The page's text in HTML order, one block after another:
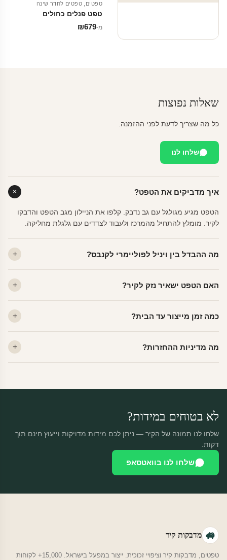
טפטים טפטים לחדר שינה
טפט פנלים כחולים
מ‑ ₪679
שאלות נפוצות
כל מה שצריך לדעת לפני ההזמנה.
שלחו לנו
איך מדביקים את הטפט?
הטפט מגיע מגולגל עם גב נדבק. קלפו את הניילון מגב הטפט והדבקו
לקיר. מומלץ להתחיל מהמרכז ולעבוד לצדדים עם גלגלת מחליקה.
מה ההבדל בין ויניל לפוליימרי לקנבס?
פרמיום. קנבס — בד אמנותי יוקרתי, מט.
האם הטפט ישאיר נזק לקיר?
מתאים לקיר מטויח, גבס, קרמיקה וזכוכית.
כמה זמן מייצור עד הבית?
יוצאות באותו יום.
מה מדיניות ההחזרות?
לא בטוחים במידות?
שלחו לנו תמונה של הקיר — ניתן לכם מידות מדויקות וייעוץ חינם תוך
דקות.
שלחו לנו בוואטסאפ
מדבקות קיר
טפטים, מדבקות קיר וציפויי זכוכית. ייצור במפעל בישראל. 15,000+ לקוחות